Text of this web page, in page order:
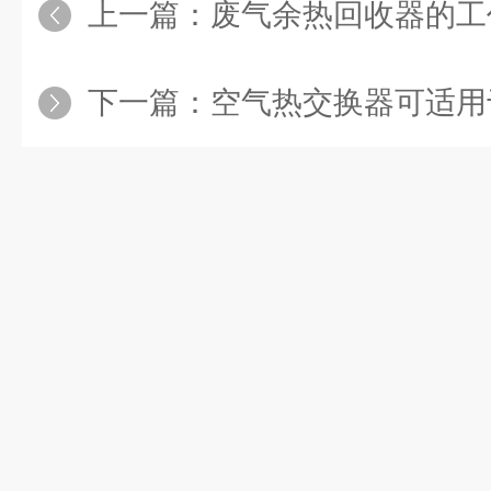
上一篇： 废气余热回收器的
下一篇： 空气热交换器可适用